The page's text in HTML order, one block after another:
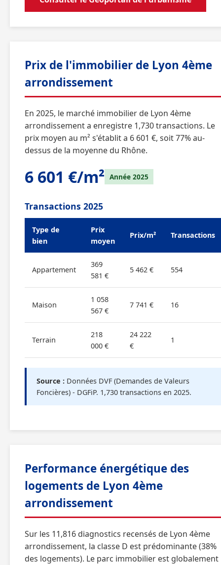
Prix de l'immobilier de Lyon 4ème
arrondissement
En 2025, le marché immobilier de Lyon 4ème
arrondissement a enregistre 1,730 transactions. Le
prix moyen au m² s'établit a 6 601 €, soit 77% au-
dessus de la moyenne du Rhône.
6 601 €/m² Année 2025
Transactions 2025
Type de
bien
Prix
moyen
Prix/m² Transactions
Appartement
369
581 €
5 462 € 554
Maison
1 058
567 €
7 741 € 16
Terrain
218
000 €
24 222
€
1
Source : Données DVF (Demandes de Valeurs
Foncières) - DGFiP. 1,730 transactions en 2025.
Performance énergétique des
logements de Lyon 4ème
arrondissement
Sur les 11,816 diagnostics recensés de Lyon 4ème
arrondissement, la classe D est prédominante (38%
des logements). Le parc immobilier est globalement